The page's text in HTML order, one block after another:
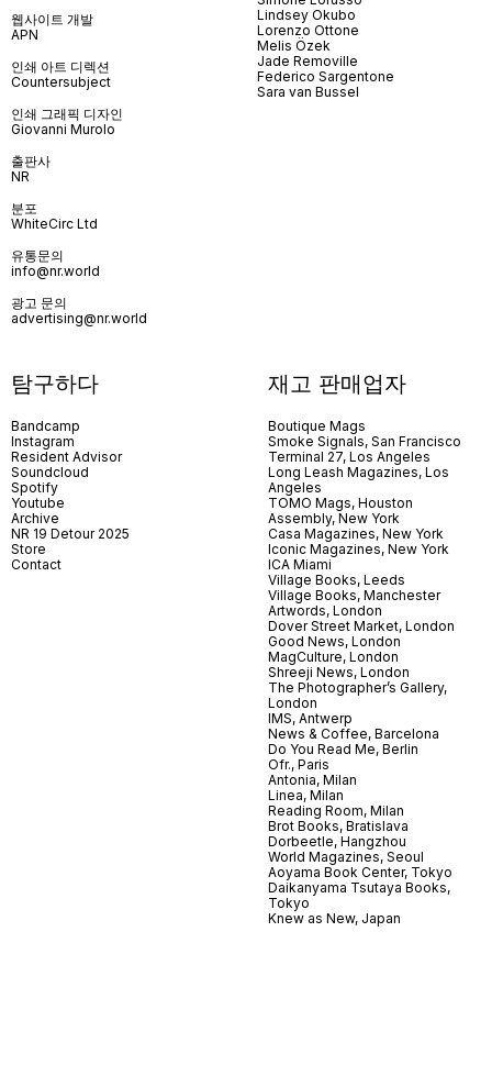
웹사이트 개발
APN
인쇄 아트 디렉션
Countersubject
인쇄 그래픽 디자인
Giovanni Murolo
출판사
NR
분포
WhiteCirc Ltd
유통문의
info@nr.world
광고 문의
advertising@nr.world
Lindsey Okubo
Lorenzo Ottone
Melis Özek
Jade Removille
Federico Sargentone
Sara van Bussel
탐구하다
Bandcamp
Instagram
Resident Advisor
Soundcloud
Spotify
Youtube
Archive
NR 19 Detour 2025
Store
Contact
재고 판매업자
Boutique Mags
Smoke Signals, San Francisco
Terminal 27, Los Angeles
Long Leash Magazines, Los
Angeles
TOMO Mags, Houston
Assembly, New York
Casa Magazines, New York
Iconic Magazines, New York
ICA Miami
Village Books, Leeds
Village Books, Manchester
Artwords, London
Dover Street Market, London
Good News, London
MagCulture, London
Shreeji News, London
The Photographer’s Gallery,
London
IMS, Antwerp
News & Coffee, Barcelona
Do You Read Me, Berlin
Ofr., Paris
Antonia, Milan
Linea, Milan
Reading Room, Milan
Brot Books, Bratislava
Dorbeetle, Hangzhou
World Magazines, Seoul
Aoyama Book Center, Tokyo
Daikanyama Tsutaya Books,
Tokyo
Knew as New, Japan